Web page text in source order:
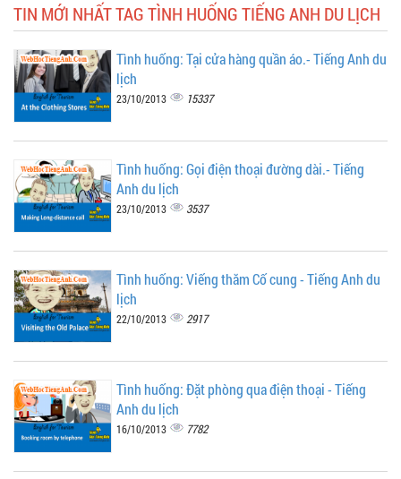
TIN MỚI NHẤT TAG TÌNH HUỐNG TIẾNG ANH DU LỊCH
Tình huống: Tại cửa hàng quần áo.- Tiếng Anh du
lịch
23/10/2013 15337
Tình huống: Gọi điện thoại đường dài.- Tiếng
Anh du lịch
23/10/2013 3537
Tình huống: Viếng thăm Cố cung - Tiếng Anh du
lịch
22/10/2013 2917
Tình huống: Đặt phòng qua điện thoại - Tiếng
Anh du lịch
16/10/2013 7782